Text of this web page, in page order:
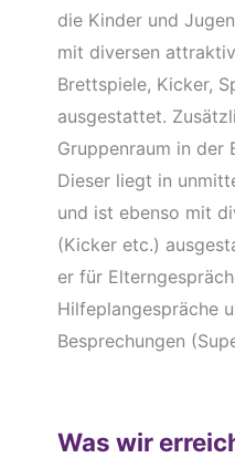
die Kinder und
mit diversen
Brettspiele, Kicker,
ausgestattet.
Gruppenraum in der
Dieser liegt in
und ist ebenso mit
(Kicker etc.)
er für
Hilfeplangespräche
Besprechungen
Was wir